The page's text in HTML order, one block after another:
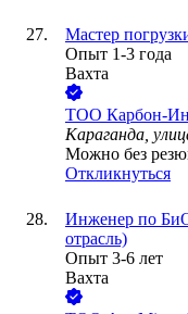
Мастер
Опыт 1-3 года
Вахта
ТОО Карбон-
Караганда,
Можно без
Откликнуться
Инженер по
отрасль)
Опыт 3-6 лет
Вахта